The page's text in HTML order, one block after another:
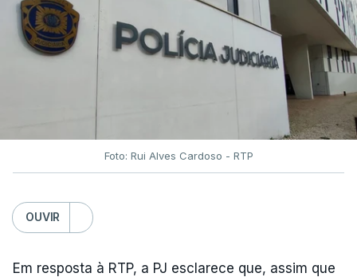
Foto: Rui Alves Cardoso - RTP
OUVIR
Em resposta à RTP, a PJ esclarece que, assim que